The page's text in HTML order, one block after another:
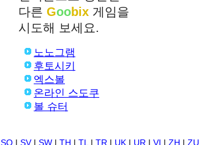
다른 Goobix 게임을
시도해 보세요.
노노그램
후토시키
엑스볼
온라인 스도쿠
볼 슈터
SQ SV| SW TH TL TR UK UR VI ZH ZU